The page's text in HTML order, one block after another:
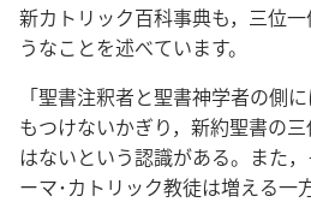
新カトリック百科事典も，三位
うなことを述べています。
「聖書注釈者と聖書神学者の側
もつけないかぎり，新約聖書の
はないという認識がある。また
ーマ･カトリック教徒は増える一